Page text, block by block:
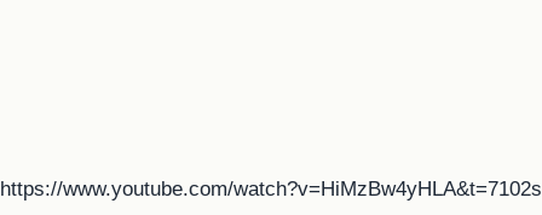
https://www.youtube.com/watch?v=HiMzBw4yHLA&t=7102s